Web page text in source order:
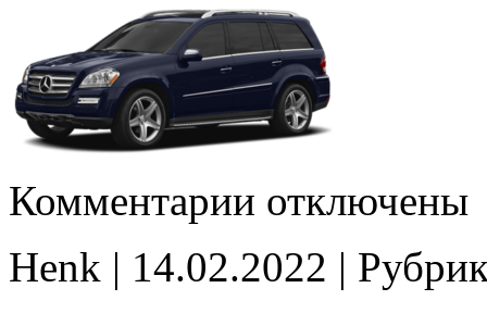
Комментарии записи
EGR
noCHK
отключены
Henk | 14.02.2022 |